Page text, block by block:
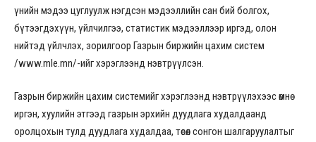
үнийн мэдээ цуглуулж нэгдсэн мэдээллийн сан бий болгох,
бүтээгдэхүүн, үйлчилгээ, статистик мэдээллээр иргэд, олон
нийтэд үйлчлэх, зорилгоор Газрын биржийн цахим систем
/www.mle.mn/-ийг хэрэглээнд нэвтрүүлсэн.
Газрын биржийн цахим системийг хэрэглээнд нэвтрүүлэхээс өмнө
иргэн, хуулийн этгээд газрын эрхийн дуудлага худалдаанд
оролцохын тулд дуудлага худалдаа, төсөл сонгон шалгаруулалтыг